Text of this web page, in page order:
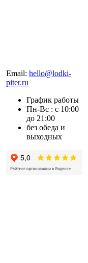
Email: hello@lodki-
piter.ru
График работы
Пн-Вс : с 10:00
до 21:00
без обеда и
выходных